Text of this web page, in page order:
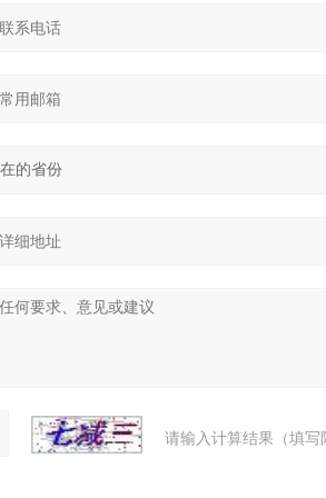
请输入计算结果（填